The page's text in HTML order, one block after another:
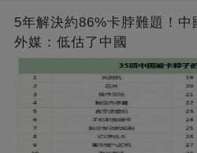
5年解決約86%卡脖難題！中
外媒：低估了中國